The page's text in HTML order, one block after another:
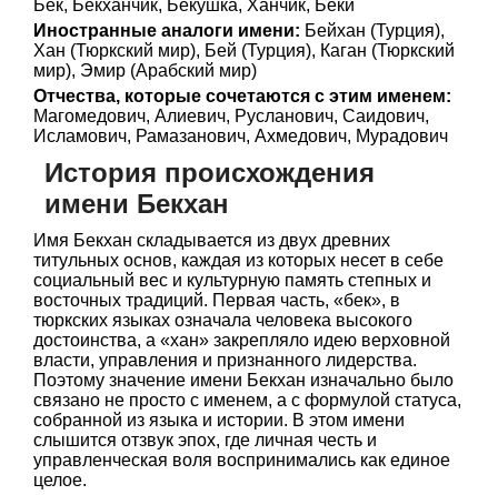
Бек, Бекханчик, Бекушка, Ханчик, Беки
Иностранные аналоги имени: Бейхан (Турция),
Хан (Тюркский мир), Бей (Турция), Каган (Тюркский
мир), Эмир (Арабский мир)
Отчества, которые сочетаются с этим именем:
Магомедович, Алиевич, Русланович, Саидович,
Исламович, Рамазанович, Ахмедович, Мурадович
История происхождения
имени Бекхан
Имя Бекхан складывается из двух древних
титульных основ, каждая из которых несет в себе
социальный вес и культурную память степных и
восточных традиций. Первая часть, «бек», в
тюркских языках означала человека высокого
достоинства, а «хан» закрепляло идею верховной
власти, управления и признанного лидерства.
Поэтому значение имени Бекхан изначально было
связано не просто с именем, а с формулой статуса,
собранной из языка и истории. В этом имени
слышится отзвук эпох, где личная честь и
управленческая воля воспринимались как единое
целое.